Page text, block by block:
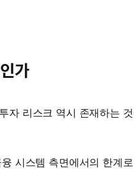
가
자 리스크 역시 존재하는
시스템 측면에서의 한계